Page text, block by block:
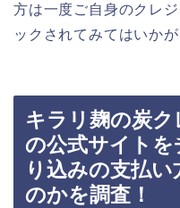
方は一度ご自身のクレ
ックされてみてはいか
キラリ麹の炭
の公式サイト
り込みの支払
のかを調査！